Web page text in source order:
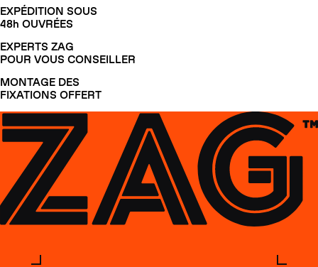
EXPÉDITION SOUS
48h OUVRÉES
EXPERTS ZAG
POUR VOUS CONSEILLER
MONTAGE DES
FIXATIONS OFFERT